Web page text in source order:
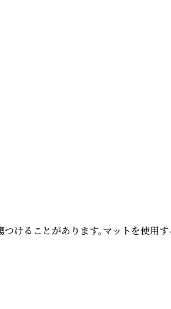
ることがあります。マットを使